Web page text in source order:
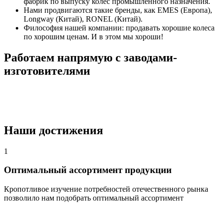
Нами продвигаются такие бренды, как EMES (Европа),
Longway (Китай), RONEL (Китай).
Философия нашей компании: продавать хорошие колеса
по хорошим ценам. И в этом мы хороши!
Работаем напрямую с заводами-
изготовителями
Наши достижения
1
Оптимальный ассортимент продукции
Кропотливое изучение потребностей отечественного рынка
позволило нам подобрать оптимальный ассортимент